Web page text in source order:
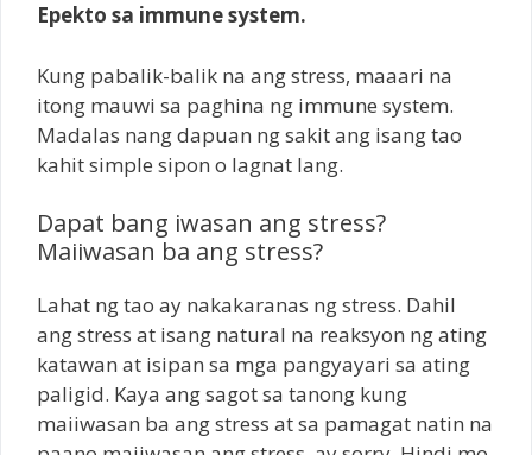
Epekto sa immune system.
Kung pabalik-balik na ang stress, maaari na
itong mauwi sa paghina ng immune system.
Madalas nang dapuan ng sakit ang isang tao
kahit simple sipon o lagnat lang.
Dapat bang iwasan ang stress?
Maiiwasan ba ang stress?
Lahat ng tao ay nakakaranas ng stress. Dahil
ang stress at isang natural na reaksyon ng ating
katawan at isipan sa mga pangyayari sa ating
paligid. Kaya ang sagot sa tanong kung
maiiwasan ba ang stress at sa pamagat natin na